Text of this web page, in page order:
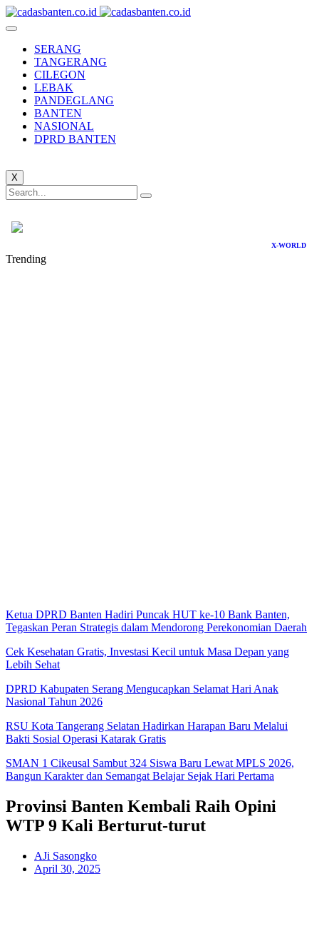
SERANG
TANGERANG
CILEGON
LEBAK
PANDEGLANG
BANTEN
NASIONAL
DPRD BANTEN
X
X-WORLD
Trending
Ketua DPRD Banten Hadiri Puncak HUT ke-10 Bank Banten,
Tegaskan Peran Strategis dalam Mendorong Perekonomian Daerah
Cek Kesehatan Gratis, Investasi Kecil untuk Masa Depan yang
Lebih Sehat
DPRD Kabupaten Serang Mengucapkan Selamat Hari Anak
Nasional Tahun 2026
RSU Kota Tangerang Selatan Hadirkan Harapan Baru Melalui
Bakti Sosial Operasi Katarak Gratis
SMAN 1 Cikeusal Sambut 324 Siswa Baru Lewat MPLS 2026,
Bangun Karakter dan Semangat Belajar Sejak Hari Pertama
Provinsi Banten Kembali Raih Opini
WTP 9 Kali Berturut-turut
AJi Sasongko
April 30, 2025